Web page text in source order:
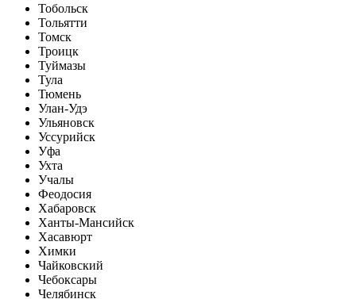
Тобольск
Тольятти
Томск
Троицк
Туймазы
Тула
Тюмень
Улан-Удэ
Ульяновск
Уссурийск
Уфа
Ухта
Учалы
Феодосия
Хабаровск
Ханты-Мансийск
Хасавюрт
Химки
Чайковский
Чебоксары
Челябинск